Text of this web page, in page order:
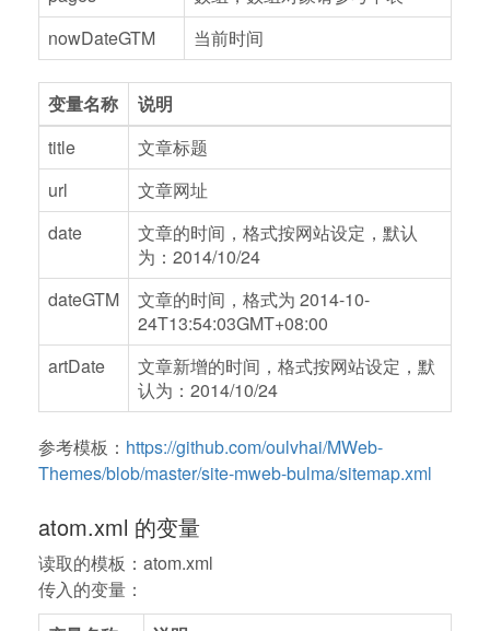
nowDateGTM
当前时间
变量名称
说明
title
文章标题
url
文章网址
date
文章的时间，格式按网站设定，默认
为：2014/10/24
dateGTM
文章的时间，格式为 2014-10-
24T13:54:03GMT+08:00
artDate
文章新增的时间，格式按网站设定，默
认为：2014/10/24
参考模板： https://github.com/oulvhai/MWeb-
Themes/blob/master/site-mweb-bulma/sitemap.xml
atom.xml 的变量
读取的模板：atom.xml
传入的变量：